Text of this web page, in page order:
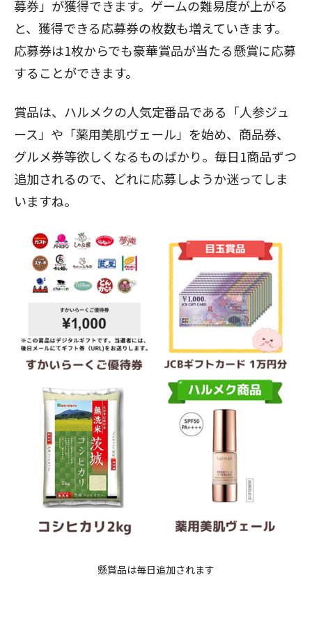
募券」が獲得できます。ゲームの難易度が上がる
と、獲得できる応募券の枚数も増えていきます。
応募券は1枚からでも豪華賞品が当たる懸賞に応募
することができます。
賞品は、ハルメクの人気定番品である「人参ジュ
ース」や「薬用美肌ヴェール」を始め、商品券、
グルメ券等欲しくなるものばかり。毎日1商品ずつ
追加されるので、どれに応募しようか迷ってしま
いますね。
懸賞品は毎日追加されます